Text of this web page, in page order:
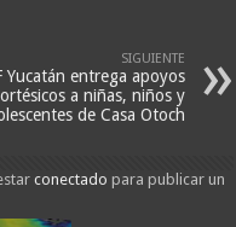
SIGUIENTE
Yucatán entrega apoyos
ortésicos a niñas, niños y
de Casa Otoch
conectado para publicar un